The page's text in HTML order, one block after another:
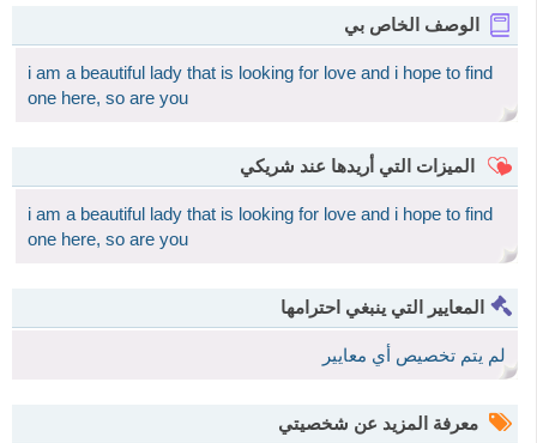
الوصف الخاص بي
i am a beautiful lady that is looking for love and i hope to find
one here, so are you
الميزات التي أريدها عند شريكي
i am a beautiful lady that is looking for love and i hope to find
one here, so are you
المعايير التي ينبغي احترامها
لم يتم تخصيص أي معايير
معرفة المزيد عن شخصيتي